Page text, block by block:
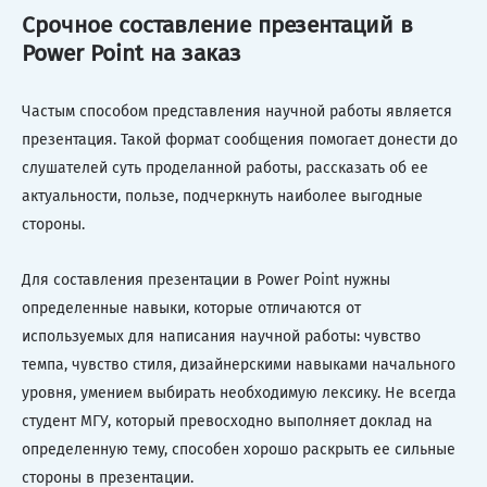
Срочное составление презентаций в
Power Point на заказ
Частым способом представления научной работы является
презентация. Такой формат сообщения помогает донести до
слушателей суть проделанной работы, рассказать об ее
актуальности, пользе, подчеркнуть наиболее выгодные
стороны.
Для составления презентации в Power Point нужны
определенные навыки, которые отличаются от
используемых для написания научной работы: чувство
темпа, чувство стиля, дизайнерскими навыками начального
уровня, умением выбирать необходимую лексику. Не всегда
студент МГУ, который превосходно выполняет доклад на
определенную тему, способен хорошо раскрыть ее сильные
стороны в презентации.